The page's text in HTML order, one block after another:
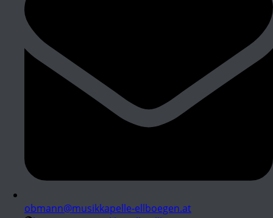
obmann@musikkapelle-ellboegen.at